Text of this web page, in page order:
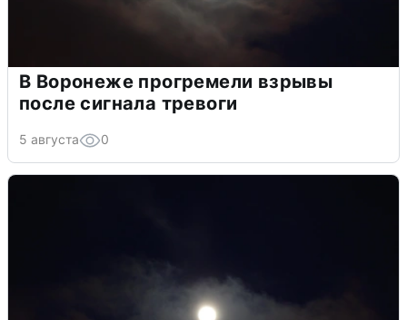
В Воронеже прогремели взрывы
после сигнала тревоги
5 августа 0